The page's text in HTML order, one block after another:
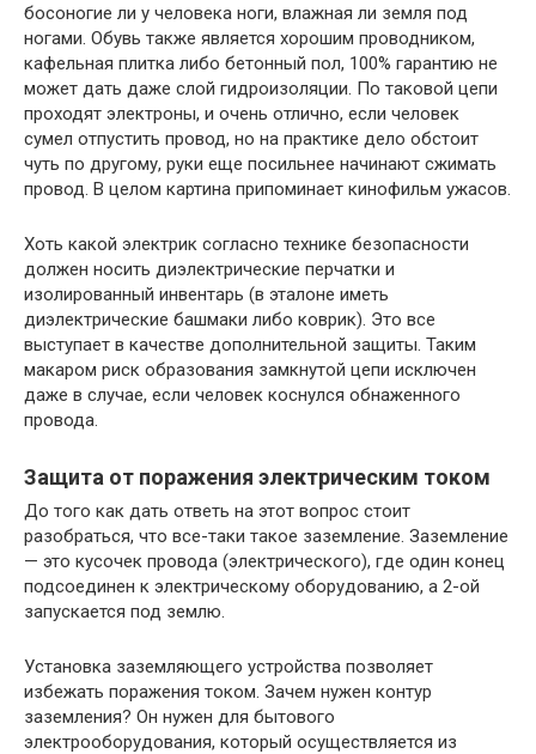
босоногие ли у человека ноги, влажная ли земля под
ногами. Обувь также является хорошим проводником,
кафельная плитка либо бетонный пол, 100% гарантию не
может дать даже слой гидроизоляции. По таковой цепи
проходят электроны, и очень отлично, если человек
сумел отпустить провод, но на практике дело обстоит
чуть по другому, руки еще посильнее начинают сжимать
провод. В целом картина припоминает кинофильм ужасов.
Хоть какой электрик согласно технике безопасности
должен носить диэлектрические перчатки и
изолированный инвентарь (в эталоне иметь
диэлектрические башмаки либо коврик). Это все
выступает в качестве дополнительной защиты. Таким
макаром риск образования замкнутой цепи исключен
даже в случае, если человек коснулся обнаженного
провода.
Защита от поражения электрическим током
До того как дать ответь на этот вопрос стоит
разобраться, что все-таки такое заземление. Заземление
— это кусочек провода (электрического), где один конец
подсоединен к электрическому оборудованию, а 2-ой
запускается под землю.
Установка заземляющего устройства позволяет
избежать поражения током. Зачем нужен контур
заземления? Он нужен для бытового
электрооборудования, который осуществляется из